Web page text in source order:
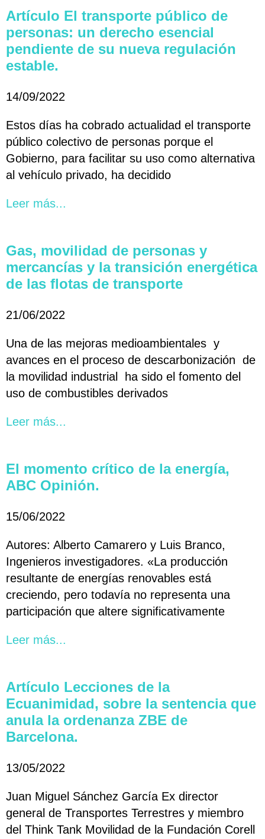
Artículo El transporte público de
personas: un derecho esencial
pendiente de su nueva regulación
estable.
14/09/2022
Estos días ha cobrado actualidad el transporte
público colectivo de personas porque el
Gobierno, para facilitar su uso como alternativa
al vehículo privado, ha decidido
Leer más...
Gas, movilidad de personas y
mercancías y la transición energética
de las flotas de transporte
21/06/2022
Una de las mejoras medioambientales y
avances en el proceso de descarbonización de
la movilidad industrial ha sido el fomento del
uso de combustibles derivados
Leer más...
El momento crítico de la energía,
ABC Opinión.
15/06/2022
Autores: Alberto Camarero y Luis Branco,
Ingenieros investigadores. «La producción
resultante de energías renovables está
creciendo, pero todavía no representa una
participación que altere significativamente
Leer más...
Artículo Lecciones de la
Ecuanimidad, sobre la sentencia que
anula la ordenanza ZBE de
Barcelona.
13/05/2022
Juan Miguel Sánchez García Ex director
general de Transportes Terrestres y miembro
del Think Tank Movilidad de la Fundación Corell